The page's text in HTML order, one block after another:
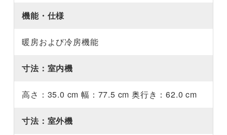
機能・仕様
暖房および冷房機能
寸法：室内機
高さ：35.0 cm 幅：77.5 cm 奥行き：62.0 cm
寸法：室外機